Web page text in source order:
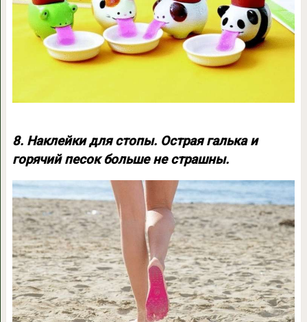
8. Наклейки для стопы. Острая галька и
горячий песок больше не страшны.